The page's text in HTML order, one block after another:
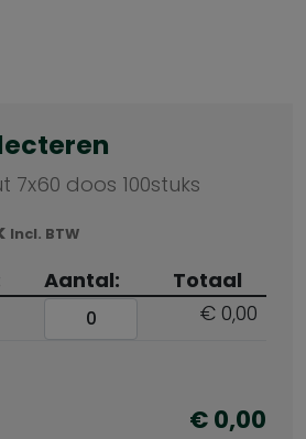
doos 100stuks
Incl. BTW
Aantal:
Totaal
€ 0,00
€0,00